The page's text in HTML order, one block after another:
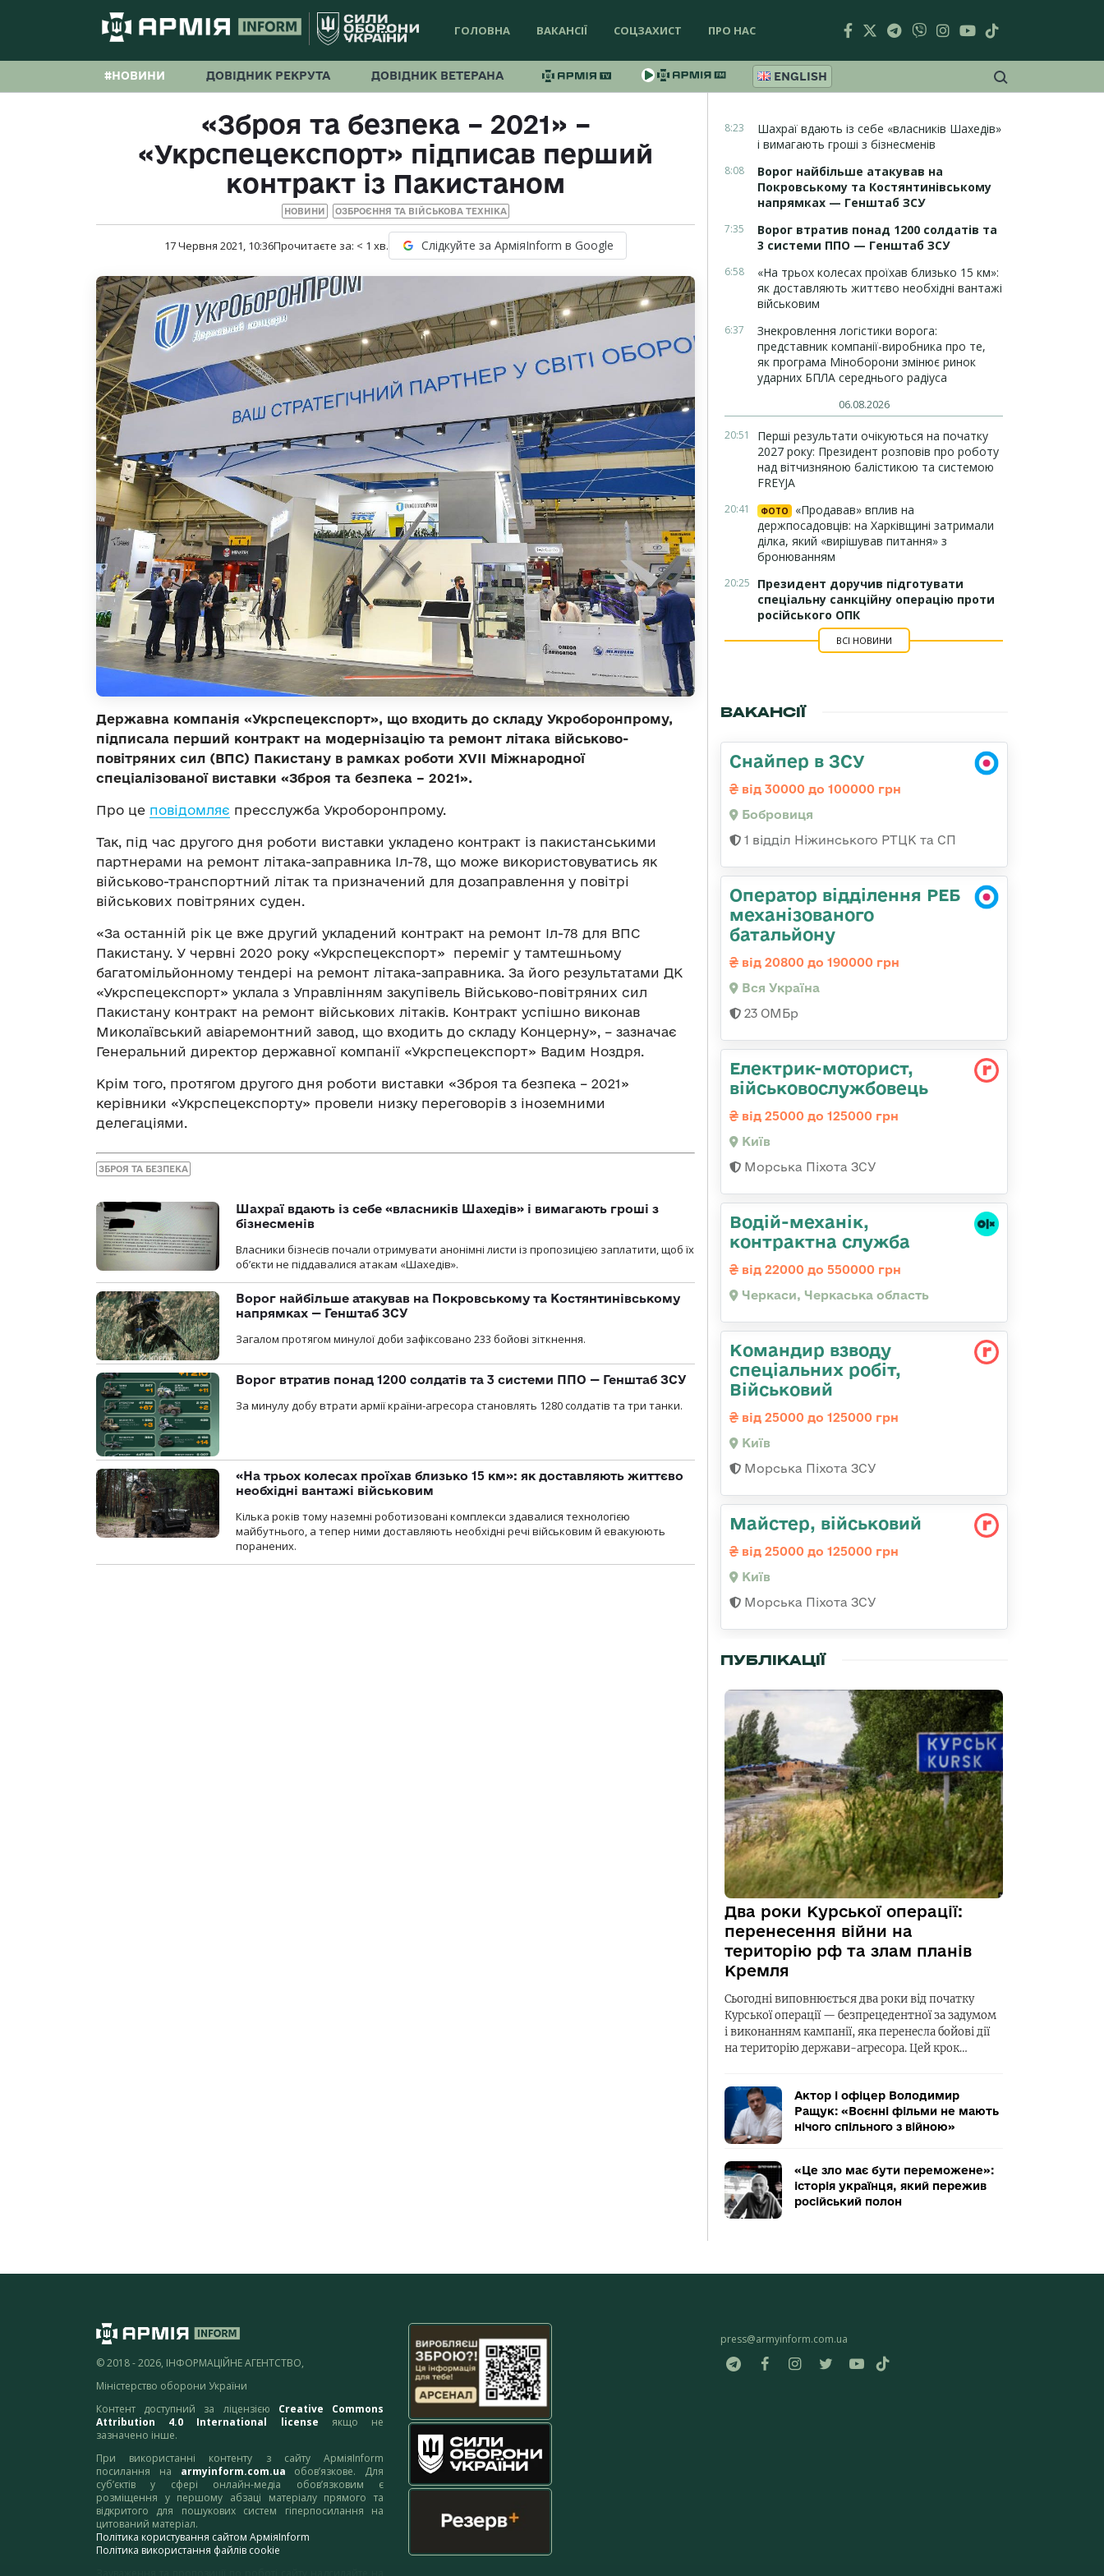
ГОЛОВНА ВАКАНСІЇ СОЦЗАХИСТ ПРО НАС
#НОВИНИ ДОВІДНИК РЕКРУТА ДОВІДНИК ВЕТЕРАНА ENGLISH
«Зброя та безпека – 2021» –
«Укрспецекспорт» підписав перший
контракт із Пакистаном
НОВИНИ ОЗБРОЄННЯ ТА ВІЙСЬКОВА ТЕХНІКА
17 Червня 2021, 10:36Прочитаєте за: < 1 хв. Слідкуйте за АрміяInform в Google
Державна компанія «Укрспецекспорт», що входить до складу Укроборонпрому,
підписала перший контракт на модернізацію та ремонт літака військово-
повітряних сил (ВПС) Пакистану в рамках роботи XVII Міжнародної
спеціалізованої виставки «Зброя та безпека – 2021».
Про це повідомляє пресслужба Укроборонпрому.
Так, під час другого дня роботи виставки укладено контракт із пакистанськими
партнерами на ремонт літака-заправника Іл-78, що може використовуватись як
військово-транспортний літак та призначений для дозаправлення у повітрі
військових повітряних суден.
«За останній рік це вже другий укладений контракт на ремонт Іл-78 для ВПС
Пакистану. У червні 2020 року «Укрспецекспорт» переміг у тамтешньому
багатомільйонному тендері на ремонт літака-заправника. За його результатами ДК
«Укрспецекспорт» уклала з Управлінням закупівель Військово-повітряних сил
Пакистану контракт на ремонт військових літаків. Контракт успішно виконав
Миколаївський авіаремонтний завод, що входить до складу Концерну», – зазначає
Генеральний директор державної компанії «Укрспецекспорт» Вадим Ноздря.
Крім того, протягом другого дня роботи виставки «Зброя та безпека – 2021»
керівники «Укрспецекспорту» провели низку переговорів з іноземними
делегаціями.
ЗБРОЯ ТА БЕЗПЕКА
Шахраї вдають із себе «власників Шахедів» і вимагають гроші з
бізнесменів
Власники бізнесів почали отримувати анонімні листи із пропозицією заплатити, щоб їх
об’єкти не піддавалися атакам «Шахедів».
Ворог найбільше атакував на Покровському та Костянтинівському
напрямках — Генштаб ЗСУ
Загалом протягом минулої доби зафіксовано 233 бойові зіткнення.
Ворог втратив понад 1200 солдатів та 3 системи ППО — Генштаб ЗСУ
За минулу добу втрати армії країни-агресора становлять 1280 солдатів та три танки.
«На трьох колесах проїхав близько 15 км»: як доставляють життєво
необхідні вантажі військовим
Кілька років тому наземні роботизовані комплекси здавалися технологією
майбутнього, а тепер ними доставляють необхідні речі військовим й евакуюють
поранених.
8:23
Шахраї вдають із себе «власників Шахедів»
і вимагають гроші з бізнесменів
8:08
Ворог найбільше атакував на
Покровському та Костянтинівському
напрямках — Генштаб ЗСУ
7:35
Ворог втратив понад 1200 солдатів та
3 системи ППО — Генштаб ЗСУ
6:58
«На трьох колесах проїхав близько 15 км»:
як доставляють життєво необхідні вантажі
військовим
6:37
Знекровлення логістики ворога:
представник компанії-виробника про те,
як програма Міноборони змінює ринок
ударних БПЛА середнього радіуса
06.08.2026
20:51
Перші результати очікуються на початку
2027 року: Президент розповів про роботу
над вітчизняною балістикою та системою
FREYJA
20:41 ФОТО
«Продавав» вплив на
держпосадовців: на Харківщині затримали
ділка, який «вирішував питання» з
бронюванням
20:25
Президент доручив підготувати
спеціальну санкційну операцію проти
російського ОПК
ВСІ НОВИНИ
ВАКАНСІЇ
Снайпер в ЗСУ
від 30000 до 100000 грн
Бобровиця
1 відділ Ніжинського РТЦК та СП
Оператор відділення РЕБ
механізованого
батальйону
від 20800 до 190000 грн
Вся Україна
23 ОМБр
Електрик-моторист,
військовослужбовець
від 25000 до 125000 грн
Київ
Морська Піхота ЗСУ
Водій-механік,
контрактна служба
від 22000 до 550000 грн
Черкаси, Черкаська область
Командир взводу
спеціальних робіт,
Військовий
від 25000 до 125000 грн
Київ
Морська Піхота ЗСУ
Майстеp, військовий
від 25000 до 125000 грн
Київ
Морська Піхота ЗСУ
ПУБЛІКАЦІЇ
Два роки Курської операції:
перенесення війни на
територію рф та злам планів
Кремля
Сьогодні виповнюється два роки від початку
Курської операції — безпрецедентної за задумом
і виконанням кампанії, яка перенесла бойові дії
на територію держави-агресора. Цей крок…
Актор і офіцер Володимир
Ращук: «Воєнні фільми не мають
нічого спільного з війною»
«Це зло має бути переможене»:
історія українця, який пережив
російський полон
© 2018 - 2026, ІНФОРМАЦІЙНЕ АГЕНТСТВО,
Міністерство оборони України
Контент доступний за ліцензією Creative Commons
Attribution 4.0 International license якщо не
зазначено інше.
При використанні контенту з сайту АрміяInform
посилання на armyinform.com.ua обов’язкове. Для
суб’єктів у сфері онлайн-медіа обов’язковим є
розміщення у першому абзаці матеріалу прямого та
відкритого для пошукових систем гіперпосилання на
цитований матеріал.
Політика користування сайтом АрміяInform
Політика використання файлів cookie
press@armyinform.com.ua